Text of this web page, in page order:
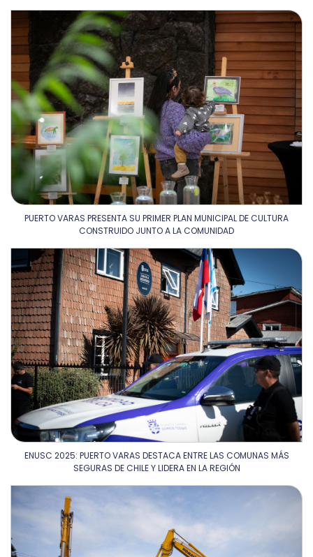
PUERTO VARAS PRESENTA SU PRIMER PLAN MUNICIPAL DE CULTURA
CONSTRUIDO JUNTO A LA COMUNIDAD
ENUSC 2025: PUERTO VARAS DESTACA ENTRE LAS COMUNAS MÁS
SEGURAS DE CHILE Y LIDERA EN LA REGIÓN